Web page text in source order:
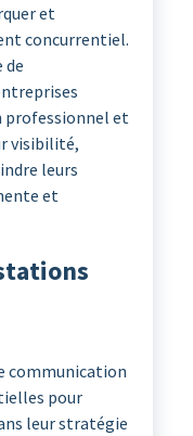
et
concurrentiel.
de
professionnel et
visibilité,
leurs
et
communication
pour
leur stratégie